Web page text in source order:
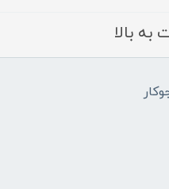
به بالا